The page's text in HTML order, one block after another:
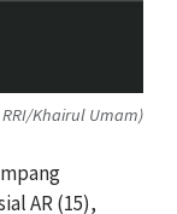
Khairul Umam)
AR (15),